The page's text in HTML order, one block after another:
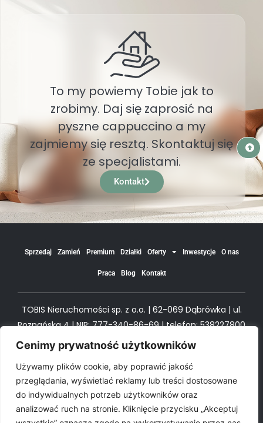
Cenimy prywatność użytkowników
Używamy plików cookie, aby poprawić jakość
przeglądania, wyświetlać reklamy lub treści dostosowane
do indywidualnych potrzeb użytkowników oraz
analizować ruch na stronie. Kliknięcie przycisku „Akceptuj
To my powiemy Tobie jak to
zrobimy. Daj się zaprosić na
pyszne cappuccino a my
zajmiemy się resztą. Skontaktuj się
ze specjalistami.
Kontakt
Sprzedaj Zamień Premium Działki Oferty Inwestycje O nas
Praca Blog Kontakt
TOBIS Nieruchomości sp. z o.o. | 62-069 Dąbrówka | ul.
Poznańska 4 | NIP: 777-340-86-69 | telefon: 538227800
| e-mail biuro@tobism.pl
© All Rights TOBIS Nieruchomości
Polityka prywatności Polityka Cookie